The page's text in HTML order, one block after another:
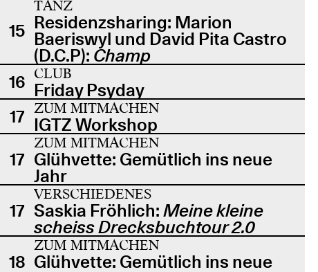
15
TANZ
Residenzsharing: Marion
Baeriswyl und David Pita Castro
(D.C.P): Champ
16 CLUB
Friday Psyday
17 ZUM MITMACHEN
IGTZ Workshop
17
ZUM MITMACHEN
Glühvette: Gemütlich ins neue
Jahr
17
VERSCHIEDENES
Saskia Fröhlich: Meine kleine
scheiss Drecksbuchtour 2.0
18
ZUM MITMACHEN
Glühvette: Gemütlich ins neue